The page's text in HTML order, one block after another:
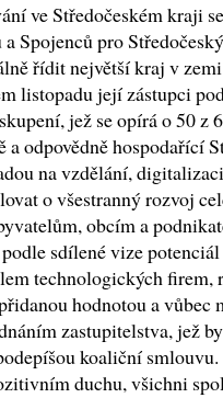
ve Středočeském kraji
Spojenců pro
řídit největší kraj v
listopadu její zástupci
jež se opírá o 50 z
a odpovědně hospodařící
na vzdělání,
o všestranný rozvoj
obcím a
sdílené vize
technologických
hodnotou a vůbec
zastupitelstva, jež
koaliční
duchu, všichni